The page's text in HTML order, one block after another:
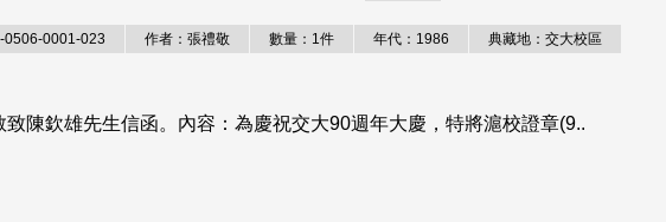
0506-0001-023 作者：張禮敬 數量：1件 年代：1986 典藏地：交大校區
陳欽雄先生信函。內容：為慶祝交大90週年大慶，特將滬校證章(9..